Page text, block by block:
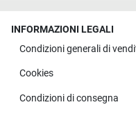
INFORMAZIONI LEGALI
Condizioni generali di
Cookies
Condizioni di consegna